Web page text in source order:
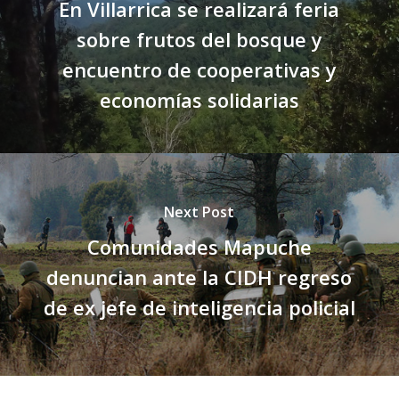
En Villarrica se realizará feria
sobre frutos del bosque y
encuentro de cooperativas y
economías solidarias
Next Post
Comunidades Mapuche
denuncian ante la CIDH regreso
de ex jefe de inteligencia policial